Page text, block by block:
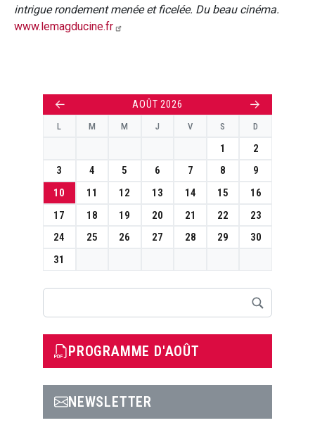
intrigue rondement menée et ficelée. Du beau cinéma.
www.lemagducine.fr
← AOÛT 2026 →
L M M J V S D
1
2
3
4 5 6 7 8
9
10
11 12 13 14 15
16
17
18 19 20 21 22
23
24
25 26 27 28 29
30
31
PROGRAMME D'AOÛT
NEWSLETTER